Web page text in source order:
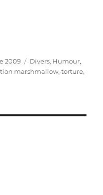
2009 Catégories
Divers, Humour,
marshmallow,torture,